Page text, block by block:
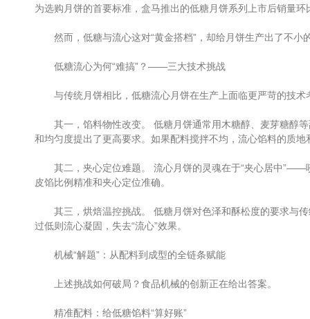
为选购月饼的首要标准，盒马推出的低糖月饼系列上市后销量
然而，低糖与流心这对“黄金搭档”，却给月饼生产出了不小
低糖流心为何“难搞”？——三大技术挑战
与传统月饼相比，低糖流心月饼在生产上面临更严苛的技术
其一，馅料物性改变。 低糖月饼通常用木糖醇、麦芽糖醇等
和均匀度提出了更高要求。如果配料搅拌不均，流心馅料的质
其二，夹心定位难题。 流心月饼的灵魂在于“夹心居中”——
皮馅比例精准和夹心定位准确。
其三，烘焙温控挑战。 低糖月饼对色泽和酥松度的要求与传
过低则流心凝固，失去“流心”效果。
机械“解题”：从配料到成型的全链条赋能
上述挑战如何破局？食品机械的创新正在给出答案。
精准配料：给低糖馅料“算好账”